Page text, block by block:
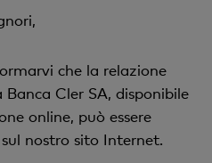
che la relazione
Cler SA, disponibile
online, può essere
nostro sito Internet.